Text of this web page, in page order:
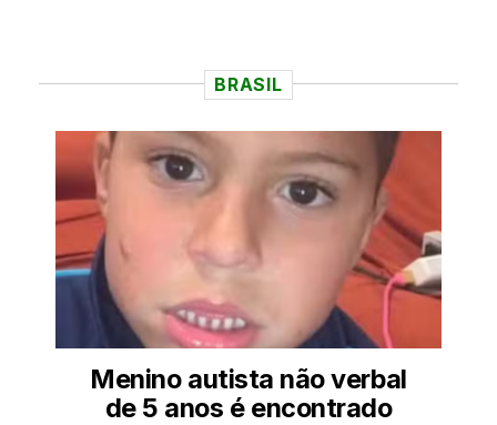
BRASIL
Menino autista não verbal
de 5 anos é encontrado